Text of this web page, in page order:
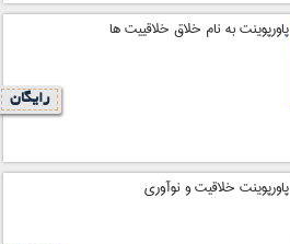
پاورپوینت به نام خلاق خلاقييت ها
رایگان
پاورپوینت خلاقیت و نوآوری